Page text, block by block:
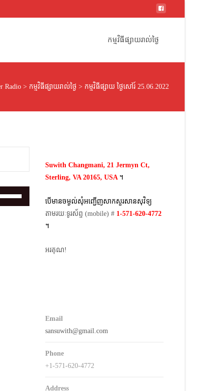
កម្មវិធីផ្សាយរាល់ថ្ងៃ
Radio > កម្មវិធីផ្សាយរាល់ថ្ងៃ > កម្មវិធីផ្សាយ ថ្ងៃសៅរ៍ 25.06.2022
Suwith Changmani, 21 Jermyn Ct,
Sterling, VA 20165, USA ។​
បើមានចម្ងល់​សុំអញ្ជើញសាកសួរសានសុវិទ្យ
តាមរយៈទូរស័ព្ទ​ (mobile)​ # 1-571-620-4772​
។
អរគុណ!
Email
sansuwith@gmail.com
Phone
+1-571-620-4772
Address